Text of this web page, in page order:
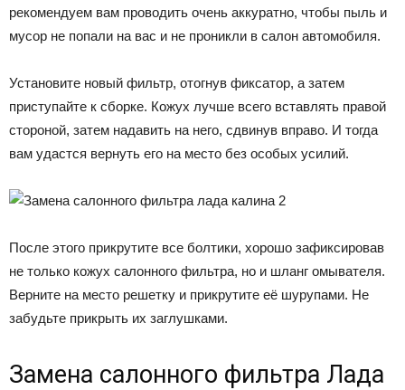
рекомендуем вам проводить очень аккуратно, чтобы пыль и
мусор не попали на вас и не проникли в салон автомобиля.
Установите новый фильтр, отогнув фиксатор, а затем
приступайте к сборке. Кожух лучше всего вставлять правой
стороной, затем надавить на него, сдвинув вправо. И тогда
вам удастся вернуть его на место без особых усилий.
После этого прикрутите все болтики, хорошо зафиксировав
не только кожух салонного фильтра, но и шланг омывателя.
Верните на место решетку и прикрутите её шурупами. Не
забудьте прикрыть их заглушками.
Замена салонного фильтра Лада